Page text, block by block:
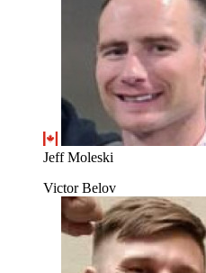
Jeff Moleski
Victor Belov